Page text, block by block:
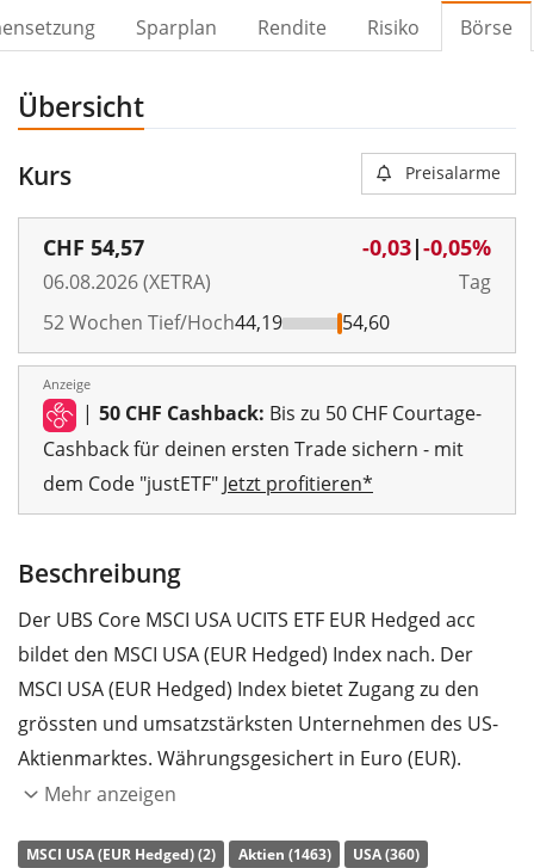
Sparplan Rendite Risiko Börse
Übersicht
Kurs Preisalarme
CHF 54,57
06.08.2026 (XETRA)
-0,03|-0,05%
Tag
52 Wochen Tief/Hoch44,19 54,60
Anzeige
| 50 CHF Cashback: Bis zu 50 CHF Courtage-
Cashback für deinen ersten Trade sichern - mit
dem Code "justETF" Jetzt profitieren*
Beschreibung
Der UBS Core MSCI USA UCITS ETF EUR Hedged acc
bildet den MSCI USA (EUR Hedged) Index nach. Der
MSCI USA (EUR Hedged) Index bietet Zugang zu den
grössten und umsatzstärksten Unternehmen des US-
Aktienmarktes. Währungsgesichert in Euro (EUR).
(Gesamtkostenquote) des ETF liegt bei
p.a.. Der UBS Core MSCI USA UCITS ETF EUR Hedged
Mehr anzeigen
MSCI USA (EUR Hedged) (2) Aktien (1463) USA (360)